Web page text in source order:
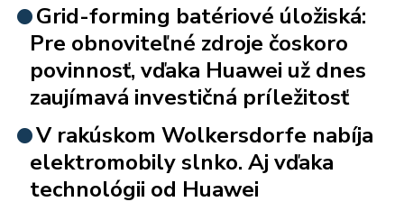
Grid-forming batériové úložiská:
Pre obnoviteľné zdroje čoskoro
povinnosť, vďaka Huawei už dnes
zaujímavá investičná príležitosť
V rakúskom Wolkersdorfe nabíja
elektromobily slnko. Aj vďaka
technológii od Huawei